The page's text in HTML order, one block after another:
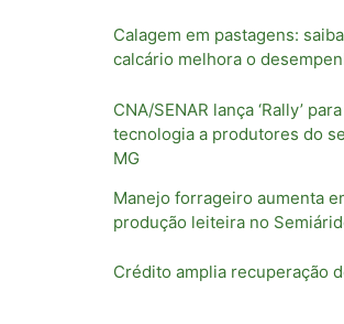
Calagem em pastagens:
calcário melhora o
CNA/SENAR lança ‘Rally’
tecnologia a produtores do
MG
Manejo forrageiro aumenta
produção leiteira no
Crédito amplia recuperação